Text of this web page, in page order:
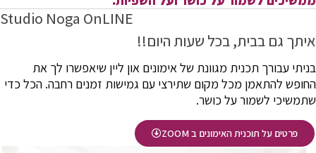
איתך גם בבית, בכל שעות היום!!
Studio Noga OnLINE
בניתי עבורך תכנית מגוונת של אימונים און ליין שיאפשרו לך את
החופש להתאמן מכל מקום שתירצי עם גמישות זמנים רחבה. הכל כדי
שתמשיכי לשמור על כושר.
פרטים על תוכנית האימונים ב ZOOM